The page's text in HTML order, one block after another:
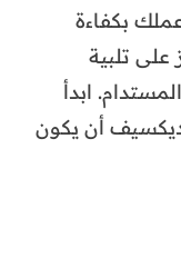
بكفاءة
على تلبية
ابدأ
أن يكون